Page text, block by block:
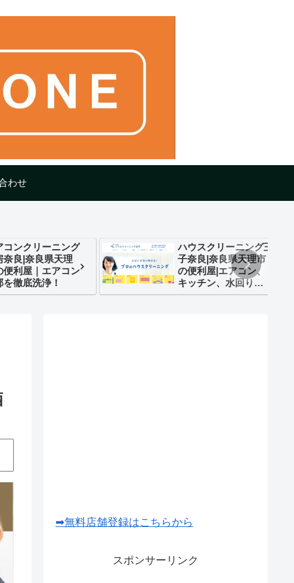
わせ
コンクリーニング
奈良|奈良県天理
便利屋｜エアコン
を徹底洗浄！
ハウスクリーニング王
子奈良|奈良県天理市
の便利屋|エアコン、
キッチン、水回り
等
➡無料店舗登録はこちらから
スポンサーリンク